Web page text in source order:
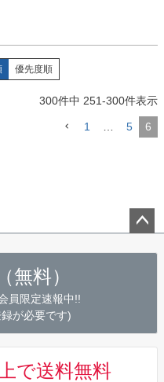
優先度順
300件中 251-300件表示
1 5 6
無料）
員限定速報中!!
が必要です)
で送料無料